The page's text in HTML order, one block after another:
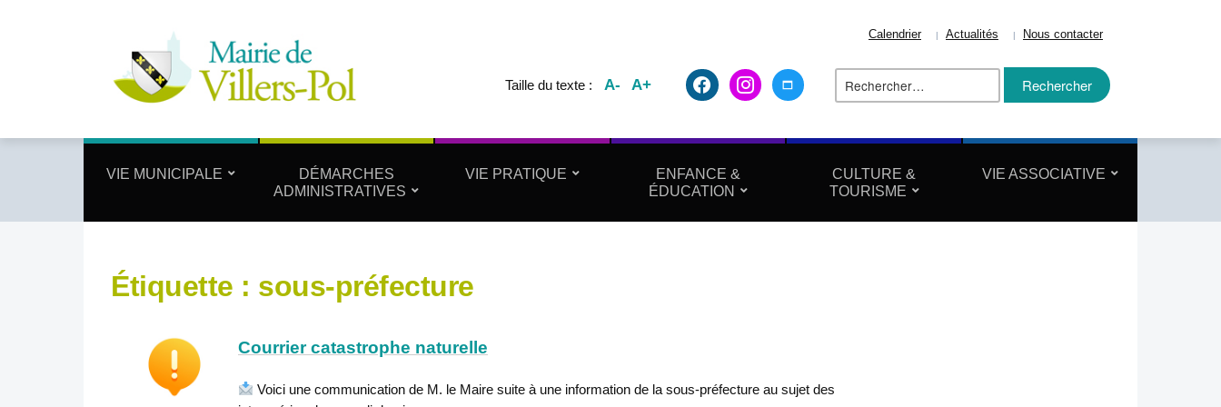
Calendrier Actualités Nous contacter
Taille du texte : A- A+ facebook2instagrammaximize Rechercher :
VIE MUNICIPALE
DÉMARCHES
ADMINISTRATIVES
VIE PRATIQUE
ENFANCE &
ÉDUCATION
CULTURE &
TOURISME
VIE ASSOCIATIVE
Étiquette : sous-préfecture
Courrier catastrophe naturelle
Voici une communication de M. le Maire suite à une information de la sous-préfecture au sujet des